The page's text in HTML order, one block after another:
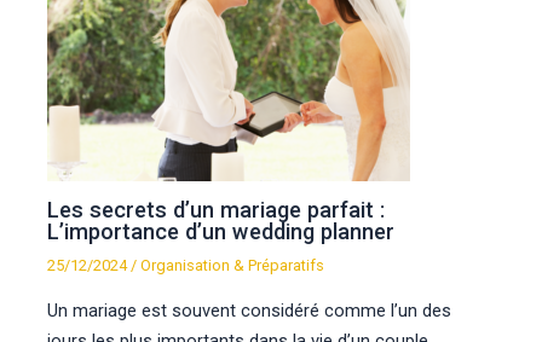
Les secrets d’un mariage parfait :
L’importance d’un wedding planner
25/12/2024 /Organisation & Préparatifs
Un mariage est souvent considéré comme l’un des